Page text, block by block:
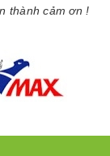
thành cảm ơn !